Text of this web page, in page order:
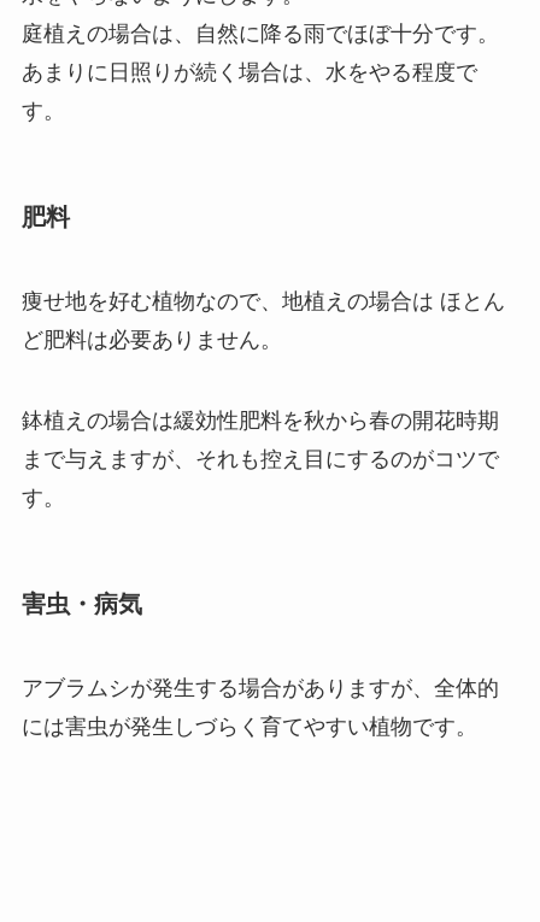
庭植えの場合は、自然に降る雨でほぼ十分です。
あまりに日照りが続く場合は、水をやる程度で
す。
肥料
痩せ地を好む植物なので、地植えの場合は ほとん
ど肥料は必要ありません。
鉢植えの場合は緩効性肥料を秋から春の開花時期
まで与えますが、それも控え目にするのがコツで
す。
害虫・病気
アブラムシが発生する場合がありますが、全体的
には害虫が発生しづらく育てやすい植物です。